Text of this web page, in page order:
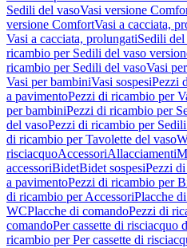
Sedili del vasoVasi versione
versione ComfortVasi a cacciata,
Vasi a cacciata, prolungatiSedili
ricambio per Sedili del vaso
ricambio per Sedili del vasoVasi
Vasi per bambiniVasi sospesiPezzi
a pavimentoPezzi di ricambio per
per bambiniPezzi di ricambio per
del vasoPezzi di ricambio per
di ricambio per Tavolette del vaso
risciacquoAccessoriAllacciamenti
accessoriBidetBidet sospesiPezzi
a pavimentoPezzi di ricambio per
di ricambio per AccessoriPlacche
WCPlacche di comandoPezzi di
comandoPer cassette di risciacquo
ricambio per Per cassette di